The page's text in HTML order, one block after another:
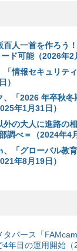
百人一首を作ろう
ド可能（2026年2
「情報セキュリテ
）
、「2026 年卒秋
年1月31日）
外の大人に進路の
調べ＝（2024年4
「グローバル教育
年8月19日）
タバース「
年目の運用開始（